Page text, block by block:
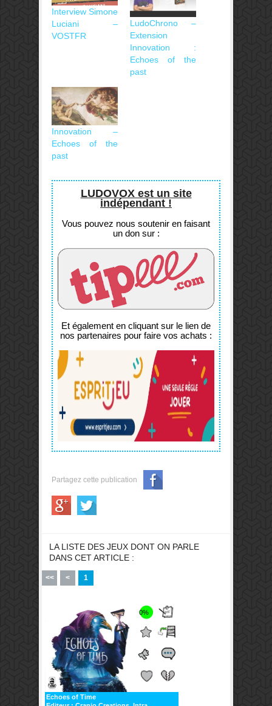
Interview Simone
Luciani –
VOSTFR
LudoChrono –
Extension
Innovation :
Echoes of the
past
Innovation –
Echoes of the
past
LUDOVOX est un site
indépendant !
Vous pouvez nous soutenir en faisant
un don sur :
Et également en cliquant sur le lien de
nos partenaires pour faire vos achats :
Partagez cette publication
LA LISTE DES JEUX DONT ON PARLE
DANS CET ARTICLE :
<< < 1
0%
Echoes of Time